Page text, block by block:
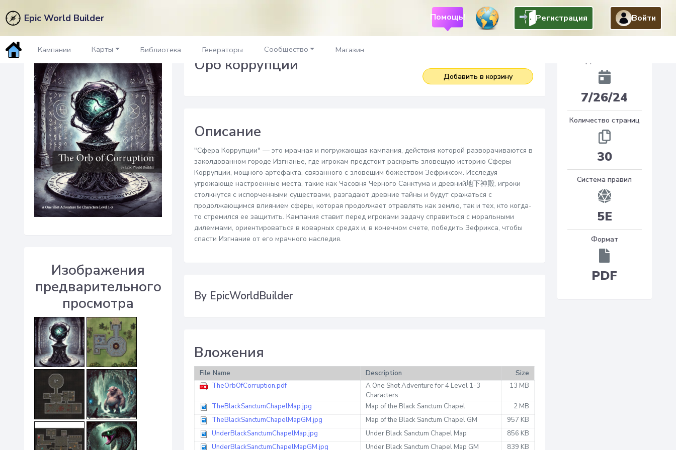
Epic World Builder Помощь! Регистрация Войти
Кампании Карты Библиотека Генераторы Сообщество Магазин
Изображения
предварительного
просмотра
Орб коррупции
Добавить в корзину
Описание
"Сфера Коррупции" — это мрачная и погружающая кампания, действия которой разворачиваются в
заколдованном городе Изгнанье, где игрокам предстоит раскрыть зловещую историю Сферы
Коррупции, мощного артефакта, связанного с зловещим божеством Зефриксом. Исследуя
угрожающе настроенные места, такие как Часовня Черного Санктума и древний地下神殿, игроки
столкнутся с испорченными существами, разгадают древние тайны и будут сражаться с
продолжающимся влиянием сферы, которая продолжает отравлять как землю, так и тех, кто когда-
то стремился ее защитить. Кампания ставит перед игроками задачу справиться с моральными
дилеммами, ориентироваться в коварных средах и, в конечном счете, победить Зефрикса, чтобы
спасти Изгнание от его мрачного наследия.
By EpicWorldBuilder
Вложения
File Name Description
Size
TheOrbOfCorruption.pdf
A One Shot Adventure for 4 Level 1-3
Characters
13 MB
TheBlackSanctumChapelMap.jpg Map of the Black Sanctum Chapel
2 MB
TheBlackSanctumChapelMapGM.jpg
Map of the Black Sanctum Chapel GM
957 KB
UnderBlackSanctumChapelMap.jpg
Under Black Sanctum Chapel Map
856 KB
UnderBlackSanctumChapelMapGM.jpg
Under Black Sanctum Chapel Map GM 839 KB
7/26/24
Количество страниц
30
Система правил
5E
Формат
PDF